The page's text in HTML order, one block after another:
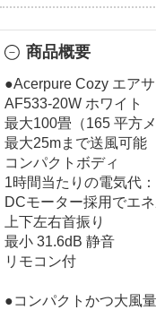
商品概要
●Acerpure Cozy エア
AF533-20W ホワイト
最大100畳（165 平方
最大25mまで送風可能
コンパクトボディ
1時間当たりの電気代
DCモーター採用でエ
上下左右首振り
最小 31.6dB 静音
リモコン付
●コンパクトかつ大風